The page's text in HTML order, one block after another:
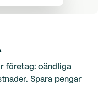
företag: oändliga
Spara pengar